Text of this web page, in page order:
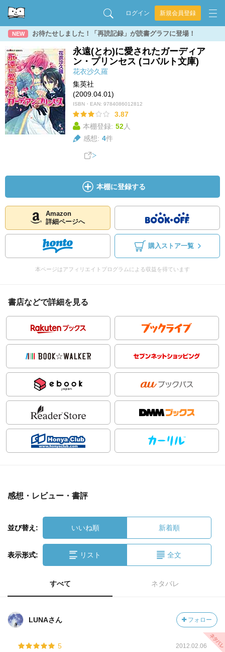
ログイン 新規会員登録
NEW お待たせしました！「再読記録」が読書グラフに登場！
永遠(とわ)に愛されたガーディア
ン・プリンセス (コバルト文庫)
花衣沙久羅
集英社
(2009.04.01)
ISBN・EAN: 9784086012812
3.87
本棚登録: 52人
感想: 4件
本棚に登録する
Amazon
詳細ページへ
購入ストア一覧
本ページはアフィリエイトプログラムによる収益を得ています
書店などで詳細を見る
感想・レビュー・書評
並び替え: いいね順 新着順
表示形式: リスト 全文
すべて ネタバレ
LUNAさん フォロー
5 2012.02.06